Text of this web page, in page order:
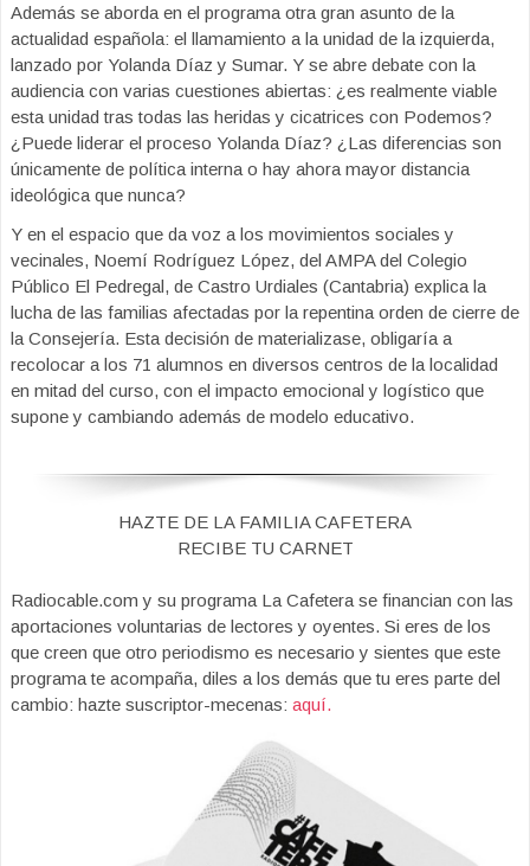
Además se aborda en el programa otra gran asunto de la
actualidad española: el llamamiento a la unidad de la izquierda,
lanzado por Yolanda Díaz y Sumar. Y se abre debate con la
audiencia con varias cuestiones abiertas: ¿es realmente viable
esta unidad tras todas las heridas y cicatrices con Podemos?
¿Puede liderar el proceso Yolanda Díaz? ¿Las diferencias son
únicamente de política interna o hay ahora mayor distancia
ideológica que nunca?
Y en el espacio que da voz a los movimientos sociales y
vecinales, Noemí Rodríguez López, del AMPA del Colegio
Público El Pedregal, de Castro Urdiales (Cantabria) explica la
lucha de las familias afectadas por la repentina orden de cierre de
la Consejería. Esta decisión de materializase, obligaría a
recolocar a los 71 alumnos en diversos centros de la localidad
en mitad del curso, con el impacto emocional y logístico que
supone y cambiando además de modelo educativo.
HAZTE DE LA FAMILIA CAFETERA
RECIBE TU CARNET
Radiocable.com y su programa La Cafetera se financian con las
aportaciones voluntarias de lectores y oyentes. Si eres de los
que creen que otro periodismo es necesario y sientes que este
programa te acompaña, diles a los demás que tu eres parte del
cambio: hazte suscriptor-mecenas: aquí.